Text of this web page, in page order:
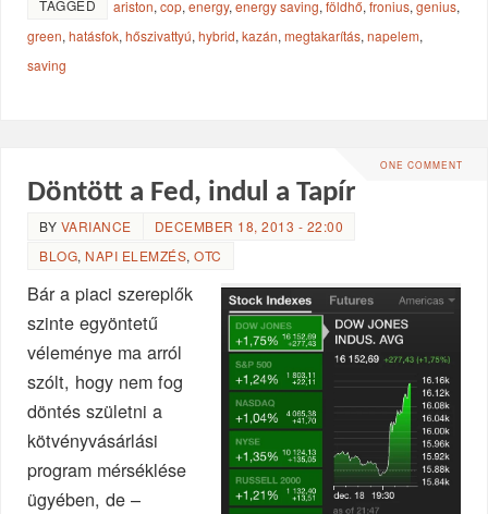
TAGGED ariston,cop,energy,energy saving,földhő,fronius,genius,
green,hatásfok,hőszivattyú,hybrid,kazán,megtakarítás,napelem,
saving
ONE COMMENT
Döntött a Fed, indul a Tapír
BY VARIANCE
DECEMBER 18, 2013 - 22:00
BLOG, NAPI ELEMZÉS,OTC
Bár a piaci szereplők
szinte egyöntetű
véleménye ma arról
szólt, hogy nem fog
döntés születni a
kötvényvásárlási
program mérséklése
ügyében, de –